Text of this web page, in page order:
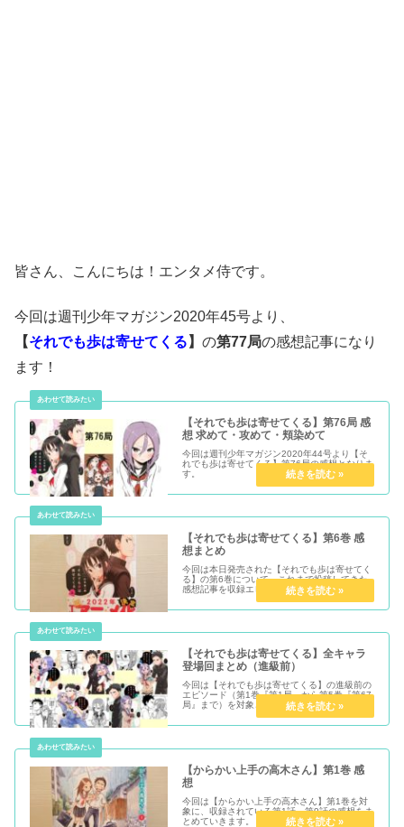
皆さん、こんにちは！エンタメ侍です。
今回は週刊少年マガジン2020年45号より、
【それでも歩は寄せてくる 】 の第77局の感想記事になり
ます！
【それでも歩は寄せてくる】第76局 感
想 求めて・攻めて・頬染めて
今回は週刊少年マガジン2020年44号より【そ
れでも歩は寄せてくる】第76局の感想となりま
す。
【それでも歩は寄せてくる】第6巻 感
想まとめ
今回は本日発売された【それでも歩は寄せてく
る】の第6巻について、これまで投稿してきた
感想記事を収録エピソード毎にまとめたいと思
います。なお、第6巻に収録されているのは
『第69局』～『第80局』までです。
【それでも歩は寄せてくる】全キャラ
登場回まとめ（進級前）
今回は【それでも歩は寄せてくる】の進級前の
エピソード（第1巻『第1局』から第5巻『第67
局』まで）を対象とし、全キャラ毎にその登場
回をまとめていきます。
【からかい上手の高木さん】第1巻 感
想
今回は【からかい上手の高木さん】第1巻を対
象に、収録されている第1話～第9話の感想をま
とめていきます。